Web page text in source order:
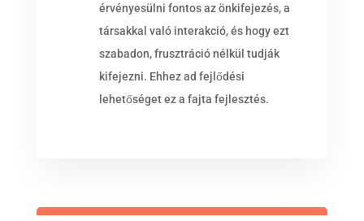
érvényesülni fontos az önkifejezés, a
társakkal való interakció, és hogy ezt
szabadon, frusztráció nélkül tudják
kifejezni. Ehhez ad fejlődési
lehetőséget ez a fajta fejlesztés.